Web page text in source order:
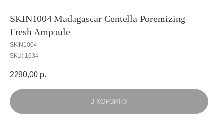
SKIN1004 Madagascar Centella Poremizing
Fresh Ampoule
SKIN1004
SKU: 1634
2290,00 р.
В КОРЗИНУ